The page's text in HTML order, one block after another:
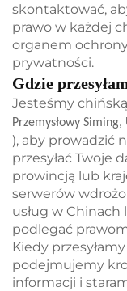
skontaktować,
prawo w każdej
organem
prywatności.
Gdzie
Jesteśmy
Przemysłowy
), aby prowadzić
przesyłać Twoje
prowincją lub
serwerów
usług w Chinach
podlegać
Kiedy
podejmujemy
informacji i